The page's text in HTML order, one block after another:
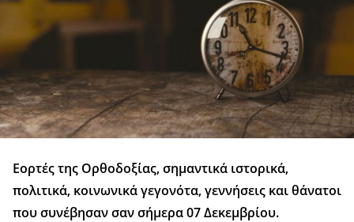
Εορτές της Ορθοδοξίας, σημαντικά ιστορικά,
πολιτικά, κοινωνικά γεγονότα, γεννήσεις και θάνατοι
που συνέβησαν σαν σήμερα 07 Δεκεμβρίου.